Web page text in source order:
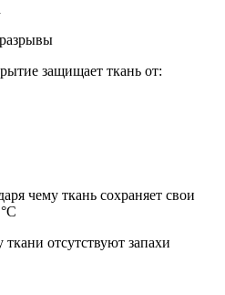
защищает ткань от:
чему ткань сохраняет свои
отсутствуют запахи